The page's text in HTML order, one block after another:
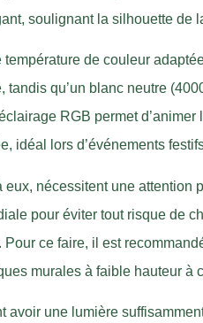
soulignant la silhouette de
de couleur
tandis qu’un blanc neutre
RGB permet
idéal lors d’événements
eux, nécessitent une attention
pour éviter tout risque de
Pour ce faire, il est
murales à faible hauteur à
avoir une lumière